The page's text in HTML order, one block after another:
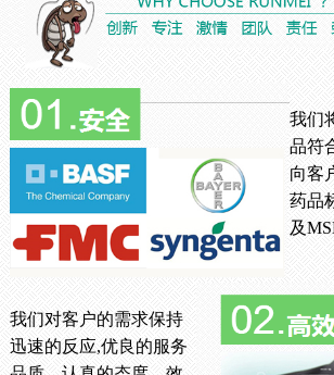
我们
品符
向客
药品
及
我们对客户的需求保持
迅速的反应,优良的服务